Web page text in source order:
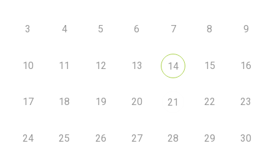
3 4 5 6 7 8 9
10 11 12 13 14 15 16
17 18 19 20 21 22 23
24 25 26 27 28 29 30